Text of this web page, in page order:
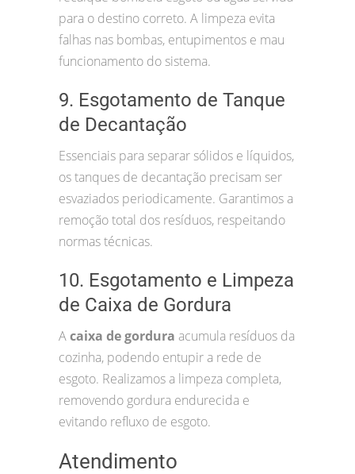
para o destino correto. A limpeza evita
falhas nas bombas, entupimentos e mau
funcionamento do sistema.
9. Esgotamento de Tanque
de Decantação
Essenciais para separar sólidos e líquidos,
os tanques de decantação precisam ser
esvaziados periodicamente. Garantimos a
remoção total dos resíduos, respeitando
normas técnicas.
10. Esgotamento e Limpeza
de Caixa de Gordura
Acaixa de gordura acumula resíduos da
cozinha, podendo entupir a rede de
esgoto. Realizamos a limpeza completa,
removendo gordura endurecida e
evitando refluxo de esgoto.
Atendimento